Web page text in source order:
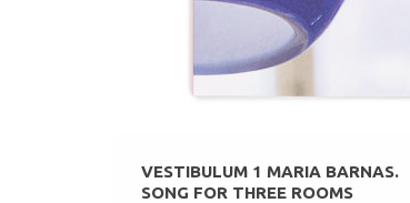
VESTIBULUM 1 MARIA BARNAS.
SONG FOR THREE ROOMS